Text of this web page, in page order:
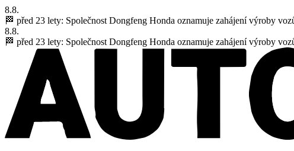
8.8.
🏁 před 23 lety: Společnost Dongfeng Honda oznamuje zahájení výroby
8.8.
🏁 před 23 lety: Společnost Dongfeng Honda oznamuje zahájení výroby